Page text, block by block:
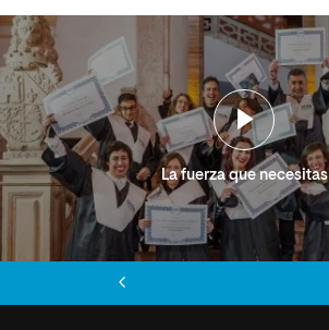
La fuerza que necesitas